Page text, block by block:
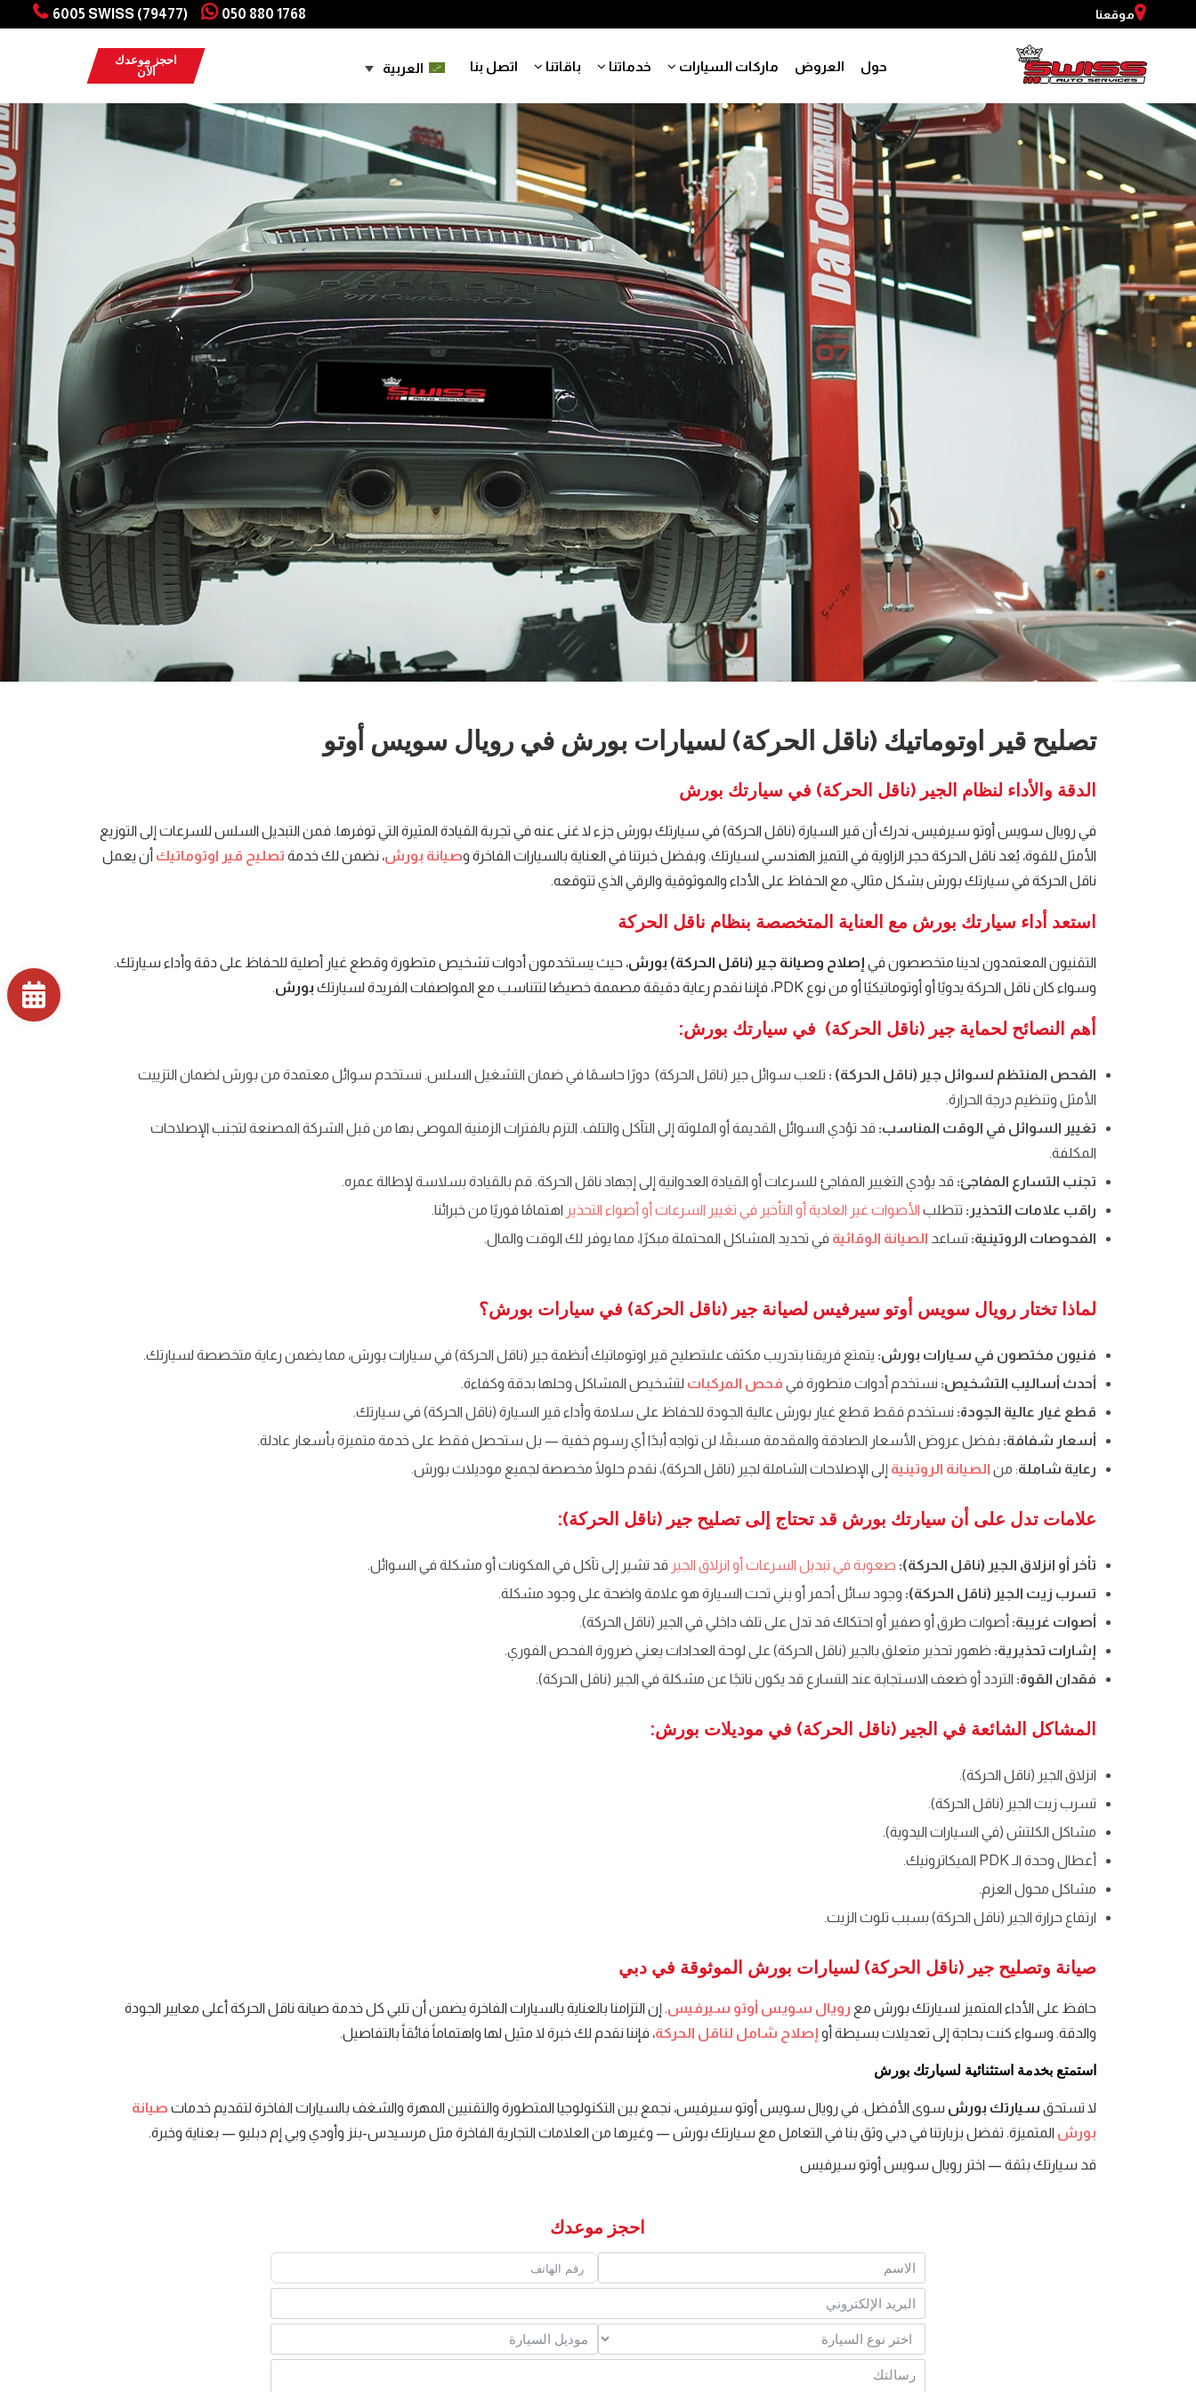
6005 SWISS (79477) 050 880 1768 موقعنا
حول العروض ماركات السيارات خدماتنا باقاتنا اتصل بنا العربية
احجز موعدك
الآن
تصليح قير اوتوماتيك (ناقل الحركة) لسيارات بورش في رويال سويس أوتو
الدقة والأداء لنظام الجير (ناقل الحركة) في سيارتك بورش
في رويال سويس أوتو سيرفيس، ندرك أن قير السيارة (ناقل الحركة) في سيارتك بورش جزء لا غنى عنه في تجربة القيادة المثيرة التي توفرها. فمن التبديل السلس للسرعات إلى التوزيع
الأمثل للقوة، يُعد ناقل الحركة حجر الزاوية في التميز الهندسي لسيارتك. وبفضل خبرتنا في العناية بالسيارات الفاخرة وصيانة بورش، نضمن لك خدمة تصليح قير اوتوماتيك أن يعمل
ناقل الحركة في سيارتك بورش بشكل مثالي، مع الحفاظ على الأداء والموثوقية والرقي الذي تتوقعه.
استعد أداء سيارتك بورش مع العناية المتخصصة بنظام ناقل الحركة
التقنيون المعتمدون لدينا متخصصون في إصلاح وصيانة جير (ناقل الحركة) بورش، حيث يستخدمون أدوات تشخيص متطورة وقطع غيار أصلية للحفاظ على دقة وأداء سيارتك.
وسواء كان ناقل الحركة يدويًا أو أوتوماتيكيًا أو من نوع PDK، فإننا نقدم رعاية دقيقة مصممة خصيصًا لتتناسب مع المواصفات الفريدة لسيارتك
بورش.
أهم النصائح لحماية جير (ناقل الحركة) في سيارتك بورش:
الفحص المنتظم لسوائل جير (ناقل الحركة) : تلعب سوائل جير (ناقل الحركة) دورًا حاسمًا في ضمان التشغيل السلس. نستخدم سوائل معتمدة من بورش لضمان التزييت
الأمثل وتنظيم درجة الحرارة.
تغيير السوائل في الوقت المناسب: قد تؤدي السوائل القديمة أو الملوثة إلى التآكل والتلف. التزم بالفترات الزمنية الموصى بها من قبل الشركة المصنعة لتجنب الإصلاحات
المكلفة.
تجنب التسارع المفاجئ: قد يؤدي التغيير المفاجئ للسرعات أو القيادة العدوانية إلى إجهاد ناقل الحركة. قم بالقيادة بسلاسة لإطالة عمره.
راقب علامات التحذير: تتطلب الأصوات غير العادية أو التأخير في تغيير السرعات أو أضواء التحذير اهتمامًا فوريًا من خبرائنا.
الفحوصات الروتينية: تساعد الصيانة الوقائية في تحديد المشاكل المحتملة مبكرًا، مما يوفر لك الوقت والمال.
لماذا تختار رويال سويس أوتو سيرفيس لصيانة جير (ناقل الحركة) في سيارات بورش؟
فنيون مختصون في سيارات بورش: يتمتع فريقنا بتدريب مكثف علىتصليح قير اوتوماتيك أنظمة جير (ناقل الحركة) في سيارات بورش، مما يضمن رعاية متخصصة لسيارتك.
أحدث أساليب التشخيص: نستخدم أدوات متطورة في فحص المركبات لتشخيص المشاكل وحلها بدقة وكفاءة.
قطع غيار عالية الجودة: نستخدم فقط قطع غيار بورش عالية الجودة للحفاظ على سلامة وأداء قير السيارة (ناقل الحركة) في سيارتك.
أسعار شفافة: بفضل عروض الأسعار الصادقة والمقدمة مسبقًا، لن تواجه أبدًا أي رسوم خفية — بل ستحصل فقط على خدمة متميزة بأسعار عادلة.
رعاية شاملة: من الصيانة الروتينية إلى الإصلاحات الشاملة لجير (ناقل الحركة)، نقدم حلولًا مخصصة لجميع موديلات بورش.
علامات تدل على أن سيارتك بورش قد تحتاج إلى تصليح جير (ناقل الحركة):
تأخر أو انزلاق الجير (ناقل الحركة): صعوبة في تبديل السرعات أو انزلاق الجير قد تشير إلى تآكل في المكونات أو مشكلة في السوائل.
تسرب زيت الجير (ناقل الحركة): وجود سائل أحمر أو بني تحت السيارة هو علامة واضحة على وجود مشكلة.
أصوات غريبة: أصوات طرق أو صفير أو احتكاك قد تدل على تلف داخلي في الجير (ناقل الحركة).
إشارات تحذيرية: ظهور تحذير متعلق بالجير (ناقل الحركة) على لوحة العدادات يعني ضرورة الفحص الفوري.
فقدان القوة: التردد أو ضعف الاستجابة عند التسارع قد يكون ناتجًا عن مشكلة في الجير (ناقل الحركة).
المشاكل الشائعة في الجير (ناقل الحركة) في موديلات بورش:
انزلاق الجير (ناقل الحركة).
تسرب زيت الجير (ناقل الحركة).
مشاكل الكلتش (في السيارات اليدوية).
أعطال وحدة الـ PDK الميكاترونيك.
مشاكل محول العزم.
ارتفاع حرارة الجير (ناقل الحركة) بسبب تلوث الزيت.
صيانة وتصليح جير (ناقل الحركة) لسيارات بورش الموثوقة في دبي
حافظ على الأداء المتميز لسيارتك بورش مع رويال سويس أوتو سيرفيس. إن التزامنا بالعناية بالسيارات الفاخرة يضمن أن تلبي كل خدمة صيانة ناقل الحركة أعلى معايير الجودة
والدقة. وسواء كنت بحاجة إلى تعديلات بسيطة أو إصلاح شامل لناقل الحركة، فإننا نقدم لك خبرة لا مثيل لها واهتماماً فائقاً بالتفاصيل.
استمتع بخدمة استثنائية لسيارتك بورش
لا تستحق سيارتك بورش سوى الأفضل. في رويال سويس أوتو سيرفيس، نجمع بين التكنولوجيا المتطورة والتقنيين المهرة والشغف بالسيارات الفاخرة لتقديم خدمات صيانة
بورش المتميزة. تفضل بزيارتنا في دبي وثق بنا في التعامل مع سيارتك بورش — وغيرها من العلامات التجارية الفاخرة مثل مرسيدس-بنز وأودي وبي إم دبليو — بعناية وخبرة.
قد سيارتك بثقة — اختر رويال سويس أوتو سيرفيس
احجز موعدك